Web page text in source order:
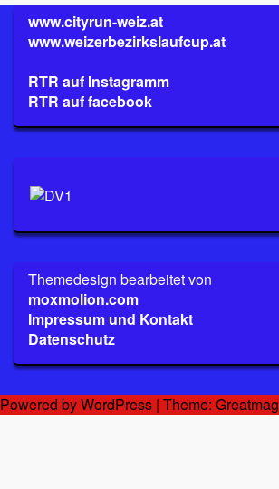
www.cityrun-weiz.at
www.weizerbezirkslaufcup.at
RTR auf Instagramm
RTR auf facebook
Themedesign bearbeitet von
moxmolion.com
Impressum und Kontakt
Datenschutz
Powered by WordPress | Theme: Greatmag